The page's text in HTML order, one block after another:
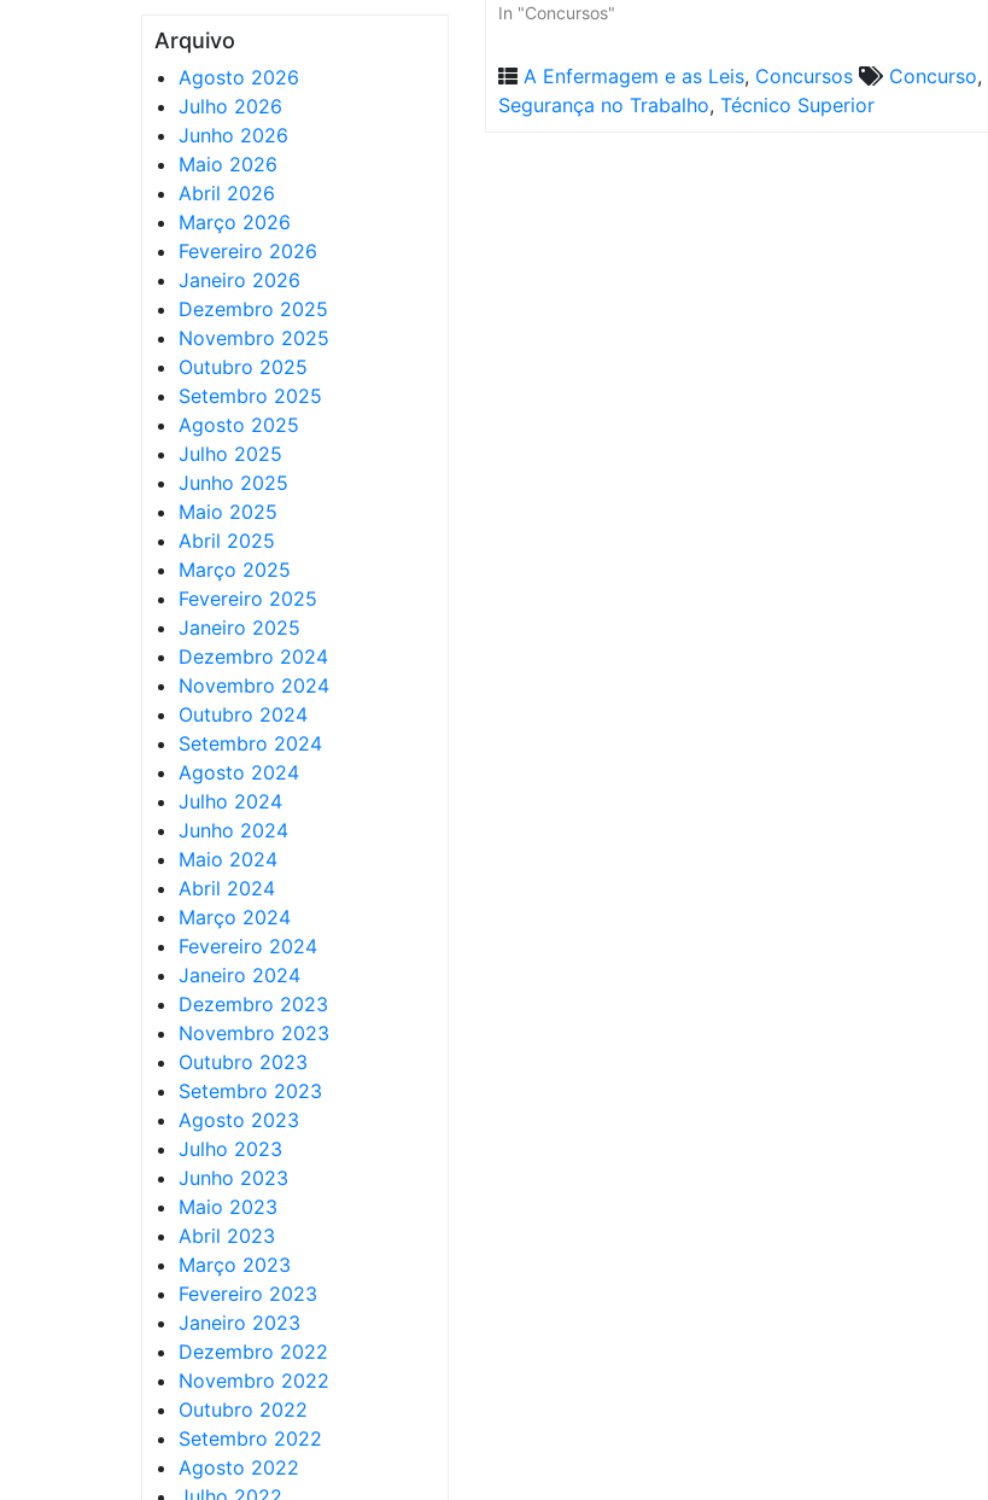
Arquivo
Agosto 2026
Julho 2026
Junho 2026
Maio 2026
Abril 2026
Março 2026
Fevereiro 2026
Janeiro 2026
Dezembro 2025
Novembro 2025
Outubro 2025
Setembro 2025
Agosto 2025
Julho 2025
Junho 2025
Maio 2025
Abril 2025
Março 2025
Fevereiro 2025
Janeiro 2025
Dezembro 2024
Novembro 2024
Outubro 2024
Setembro 2024
Agosto 2024
Julho 2024
Junho 2024
Maio 2024
Abril 2024
Março 2024
Fevereiro 2024
Janeiro 2024
Dezembro 2023
Novembro 2023
Outubro 2023
Setembro 2023
Agosto 2023
Julho 2023
Junho 2023
Maio 2023
Abril 2023
Março 2023
Fevereiro 2023
Janeiro 2023
Dezembro 2022
Novembro 2022
Outubro 2022
Setembro 2022
Agosto 2022
In "Concursos"
A Enfermagem e as Leis, Concursos Concurso,
Segurança no Trabalho, Técnico Superior